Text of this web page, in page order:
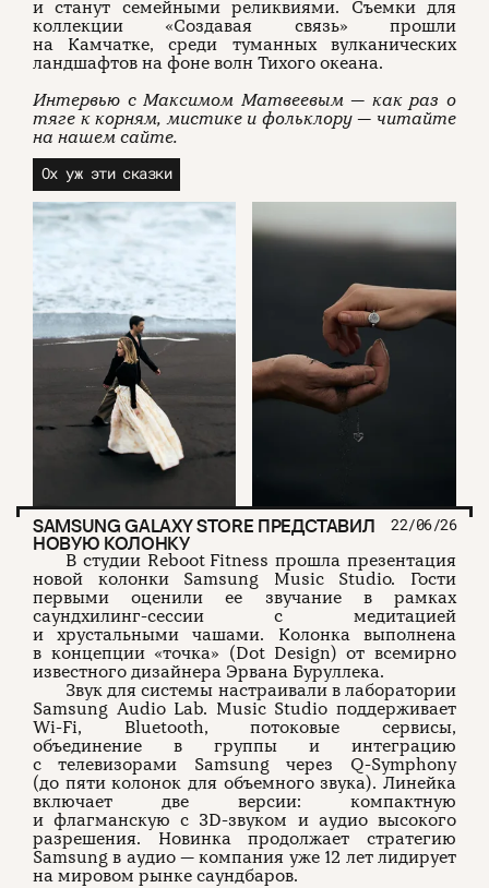
и станут семейными реликвиями. Съемки для
коллекции «Создавая связь» прошли
на Камчатке, среди туманных вулканических
ландшафтов на фоне волн Тихого океана.
Интервью с Максимом Матвеевым — как раз о
тяге к корням, мистике и фольклору — читайте
на нашем сайте.
Ох уж эти сказки
SAMSUNG GALAXY STORE ПРЕДСТАВИЛ
НОВУЮ КОЛОНКУ
22/06/26
В студии Reboot Fitness прошла презентация
новой колонки Samsung Music Studio. Гости
первыми оценили ее звучание в рамках
саундхилинг-сессии с медитацией
и хрустальными чашами. Колонка выполнена
в концепции «точка» (Dot Design) от всемирно
известного дизайнера Эрвана Буруллека.
Звук для системы настраивали в лаборатории
Samsung Audio Lab. Music Studio поддерживает
Wi-Fi, Bluetooth, потоковые сервисы,
объединение в группы и интеграцию
с телевизорами Samsung через Q-Symphony
(до пяти колонок для объемного звука). Линейка
включает две версии: компактную
и флагманскую с 3D-звуком и аудио высокого
разрешения. Новинка продолжает стратегию
Samsung в аудио — компания уже 12 лет лидирует
на мировом рынке саундбаров.